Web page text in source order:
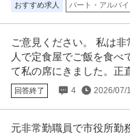
おすすめ求人 パート・アルバイ
ご意見ください。 私は
人で定食屋でご飯を食べ
て私の席にきました。正
回答終了 4 2026/07/
元非常勤職員で市役所勤